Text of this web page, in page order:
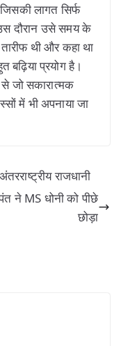
लागत सिर्फ
दौरान उसे समय के
थी और कहा था
बढ़िया प्रयोग है।
जो सकारात्मक
में भी अपनाया जा
राजधानी
ने MS धोनी को पीछे
छोड़ा